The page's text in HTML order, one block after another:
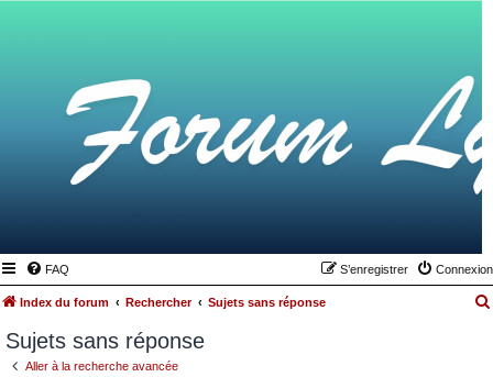
FAQ Connexion
S’enregistrer
Index du forum Rechercher Sujets sans réponse
Sujets sans réponse
Aller à la recherche avancée